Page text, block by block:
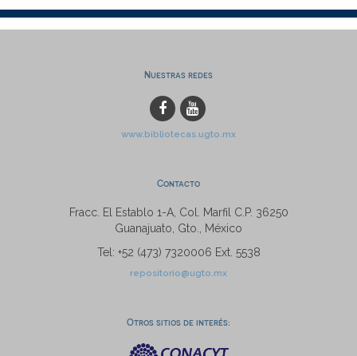
Nuestras redes
www.bibliotecas.ugto.mx
Contacto
Fracc. El Establo 1-A, Col. Marfil C.P. 36250
Guanajuato, Gto., México
Tel: +52 (473) 7320006 Ext. 5538
repositorio@ugto.mx
Otros sitios de interés: